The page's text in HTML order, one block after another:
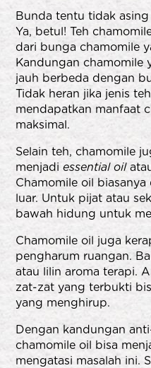
Bunda tentu tidak
Ya, betul! Teh
dari bunga chamomile
Kandungan chamomile
jauh berbeda dengan
Tidak heran jika jenis
mendapatkan manfaat
maksimal.
Selain teh, chamomile
menjadiessential oil
Chamomile oil
luar. Untuk pijat atau
bawah hidung untuk
Chamomile oil juga
pengharum ruangan.
atau lilin aroma terapi.
zat-zat yang terbukti
yang menghirup.
Dengan kandungan
chamomile oil bisa
mengatasi masalah ini.